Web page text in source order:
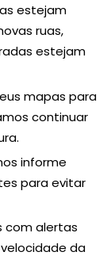
estejam
ruas,
estejam
mapas para
continuar
informe
para evitar
com alertas
da